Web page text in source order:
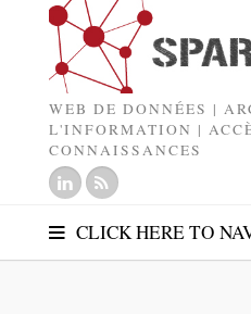
WEB DE DONNÉES |
L'INFORMATION |
CONNAISSANCES
CLICK HERE TO